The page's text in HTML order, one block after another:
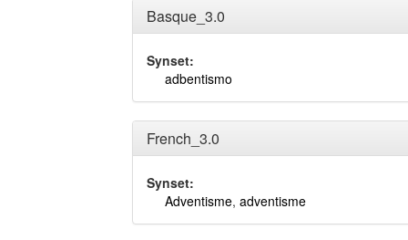
Basque_3.0
Synset:
adbentismo
French_3.0
Synset:
Adventisme, adventisme